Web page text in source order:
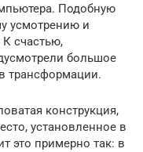
Подобную
усмотрению и
К счастью,
большое
трансформации.
конструкция,
установленное в
это примерно так: в